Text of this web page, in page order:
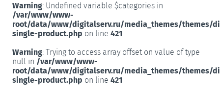
Warning: Undefined variable $categories in
/var/www/www-
root/data/www/digitalserv.ru/media_themes/themes/
single-product.php on line 421
Warning: Trying to access array offset on value of type
null in /var/www/www-
root/data/www/digitalserv.ru/media_themes/themes/
single-product.php on line 421